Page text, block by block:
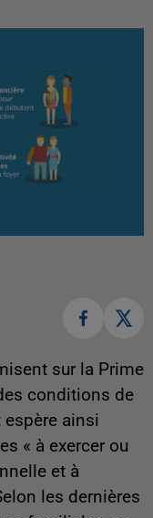
sur la Prime
conditions de
espère ainsi
« à exercer ou
et à
les dernières